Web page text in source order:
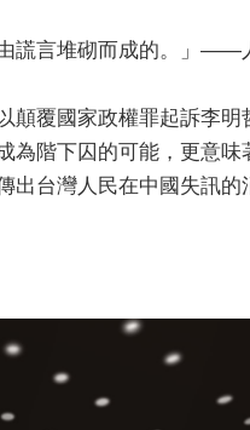
謊言堆砌而成的。」——
覆國家政權罪起訴李
階下囚的可能，更意
出台灣人民在中國失訊